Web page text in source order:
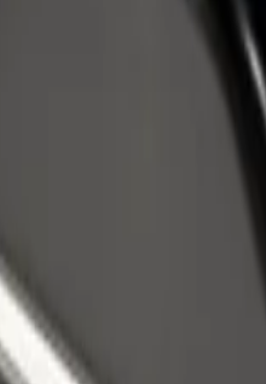
restaurang eller
kunder och öka